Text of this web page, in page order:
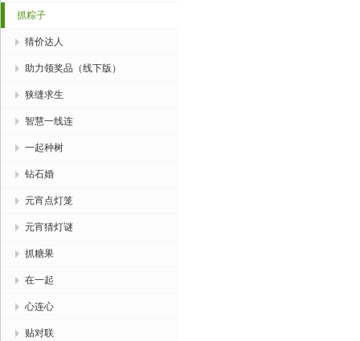
抓粽子
猜价达人
助力领奖品（线下版）
狭缝求生
智慧一线连
一起种树
钻石婚
元宵点灯笼
元宵猜灯谜
抓糖果
在一起
心连心
贴对联